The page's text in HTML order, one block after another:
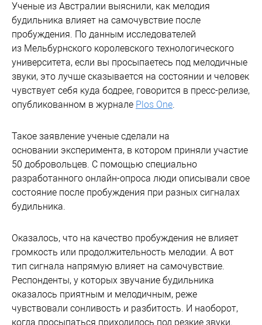
Ученые из Австралии выяснили, как мелодия
будильника влияет на самочувствие после
пробуждения. По данным исследователей
из Мельбурнского королевского технологического
университета, если вы просыпаетесь под мелодичные
звуки, это лучше сказывается на состоянии и человек
чувствует себя куда бодрее, говорится в пресс-релизе,
опубликованном в журнале Plos One.
Такое заявление ученые сделали на
основании эксперимента, в котором приняли участие
50 добровольцев. С помощью специально
разработанного онлайн-опроса люди описывали свое
состояние после пробуждения при разных сигналах
будильника.
Оказалось, что на качество пробуждения не влияет
громкость или продолжительность мелодии. А вот
тип сигнала напрямую влияет на самочувствие.
Респонденты, у которых звучание будильника
оказалось приятным и мелодичным, реже
чувствовали сонливость и разбитость. И наоборот,
когда просыпаться приходилось под резкие звуки.